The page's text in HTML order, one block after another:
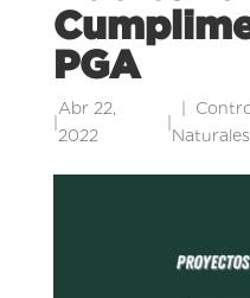
PGA
|
Abr 22,
2022
|
Naturales